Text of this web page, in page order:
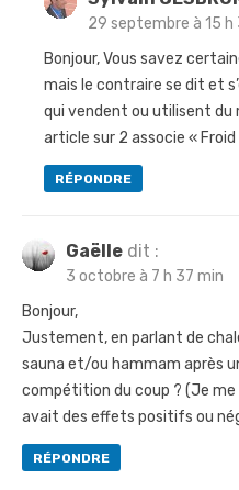
29 septembre à 15 h
Bonjour, Vous savez
mais le contraire se dit et
qui vendent ou utilisent du
article sur 2 associe «
RÉPONDRE
Gaëlle dit :
3 octobre à 7 h 37 min
Bonjour,
Justement, en parlant de
sauna et/ou hammam après
compétition du coup ? (Je me
avait des effets positifs ou
RÉPONDRE